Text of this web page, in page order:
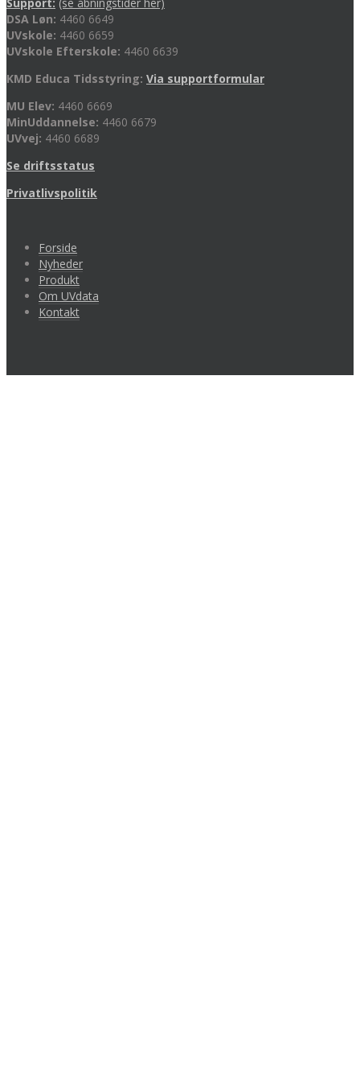
DSA Løn: 4460 6649
UVskole: 4460 6659
UVskole Efterskole: 4460 6639
KMD Educa Tidsstyring: Via supportformular
MU Elev: 4460 6669
MinUddannelse: 4460 6679
UVvej: 4460 6689
Se driftsstatus
Privatlivspolitik
Forside
Nyheder
Produkt
Om UVdata
Kontakt